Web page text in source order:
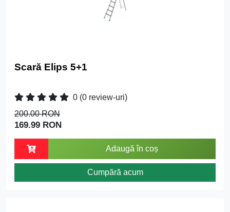
Scară Elips 5+1
0 (0 review-uri)
200.00 RON
169.99 RON
Adaugă în coș
Cumpără acum